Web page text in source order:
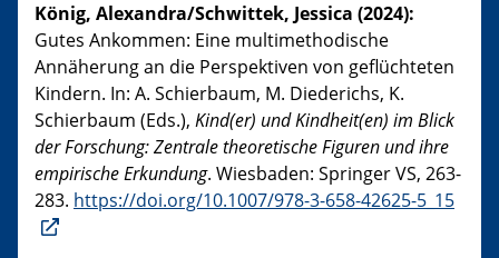
König, Alexandra/Schwittek, Jessica (2024):
Gutes Ankommen: Eine multimethodische
Annäherung an die Perspektiven von geflüchteten
Kindern. In: A. Schierbaum, M. Diederichs, K.
Schierbaum (Eds.), Kind(er) und Kindheit(en) im Blick
der Forschung: Zentrale theoretische Figuren und ihre
empirische Erkundung. Wiesbaden: Springer VS, 263-
283. https://doi.org/10.1007/978-3-658-42625-5_15